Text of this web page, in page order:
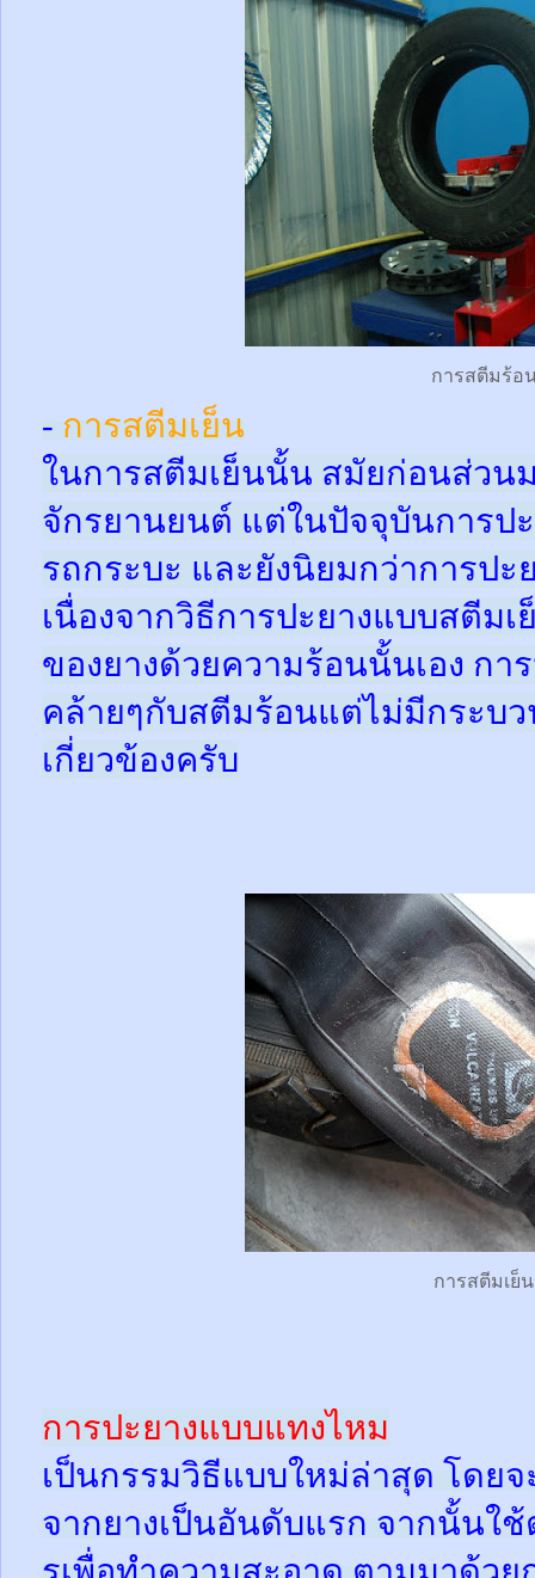
การสตีมร้อ
- การสตีมเย็น
ในการสตีมเย็นนั้น สมัยก่อนส่วน
จักรยานยนต์ แต่ในปัจจุบันการป
รถกระบะ และยังนิยมกว่าการป
เนื่องจากวิธีการปะยางแบบสตีม
ของยางด้วยความร้อนนั้นเอง กา
คล้ายๆกับสตีมร้อนแต่ไม่มีกระบ
เกี่ยวข้องครับ
การสตีมเย็น
การปะยางแบบแทงไหม
เป็นกรรมวิธีแบบใหม่ล่าสุด โดย
จากยางเป็นอันดับแรก จากนั้นใ